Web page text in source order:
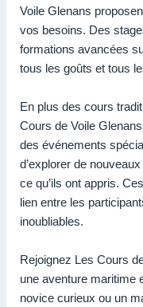
Voile Glenans
vos besoins. Des
formations avancées
tous les goûts et tous
En plus des cours
Cours de Voile
des événements
d’explorer de
ce qu’ils ont appris.
lien entre les
inoubliables.
Rejoignez Les Cours
une aventure maritime
novice curieux ou un